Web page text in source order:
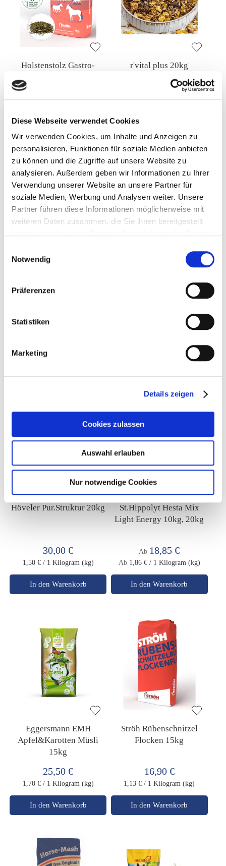
Diese Webseite verwendet Cookies
Wir verwenden Cookies, um Inhalte und Anzeigen zu
personalisieren, Funktionen für soziale Medien anbieten
zu können und die Zugriffe auf unsere Website zu
analysieren. Außerdem geben wir Informationen zu Ihrer
Verwendung unserer Website an unsere Partner für
soziale Medien, Werbung und Analysen weiter. Unsere
Partner führen diese Informationen möglicherweise mit
weiteren Daten zusammen, die Sie ihnen bereitgestellt
Notwendig
Präferenzen
Statistiken
Marketing
Details zeigen
Cookies zulassen
Auswahl erlauben
Nur notwendige Cookies
Holstenstolz Gastro-
1,66 € / 1 Kilogram (kg)
Mehr
r'vital plus 20kg
1,23 €
In den Warenkorb
Höveler Original Active
Pavo Podo®Lac Müsli
Höveler Pur.Struktur 20kg
30,00 €
1,50 € / 1 Kilogram (kg)
In den Warenkorb
St.Hippolyt Hesta Mix
Light Energy 10kg, 20kg
Ab 18,85 €
Ab 1,86 € / 1 Kilogram (kg)
In den Warenkorb
Eggersmann EMH
Apfel&Karotten Müsli
15kg
25,50 €
1,70 € / 1 Kilogram (kg)
In den Warenkorb
Ströh Rübenschnitzel
Flocken 15kg
16,90 €
1,13 € / 1 Kilogram (kg)
In den Warenkorb